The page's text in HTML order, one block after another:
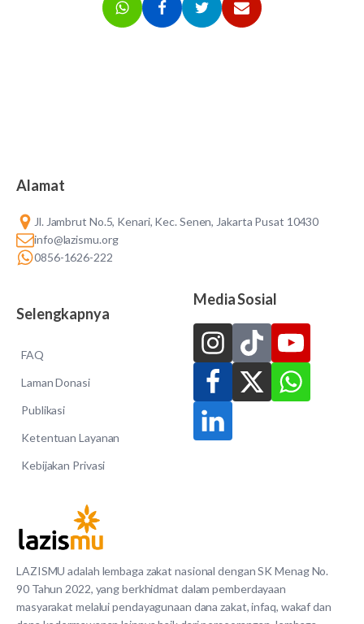
LAZISMU adalah lembaga zakat nasional dengan SK Menag No.
90 Tahun 2022, yang berkhidmat dalam pemberdayaan
masyarakat melalui pendayagunaan dana zakat, infaq, wakaf dan
Alamat
Jl. Jambrut No.5, Kenari, Kec. Senen, Jakarta Pusat 10430
info@lazismu.org
0856-1626-222
Selengkapnya
FAQ
Laman Donasi
Publikasi
Ketentuan Layanan
Kebijakan Privasi
Media Sosial